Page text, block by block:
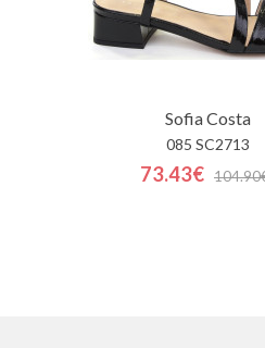
Sofia Costa
085 SC2713
73.43€